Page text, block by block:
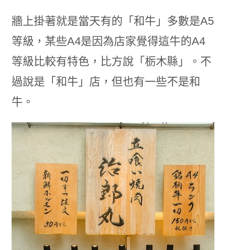
牆上掛著就是當天有的「和牛」多數是A5
等級，某些A4是因為店家覺得這牛的A4
等級比較有特色，比方說「栃木縣」。不
過說是「和牛」店，但也有一些不是和
牛。